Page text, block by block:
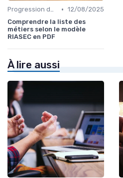
Progression de carrière en vente • 12/08/2025
Comprendre la liste des
métiers selon le modèle
RIASEC en PDF
À lire aussi